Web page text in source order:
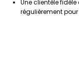
Une clientèle
régulièrement